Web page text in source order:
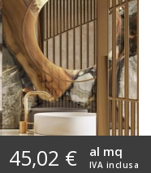
45,02 € IVA inclusa
al mq